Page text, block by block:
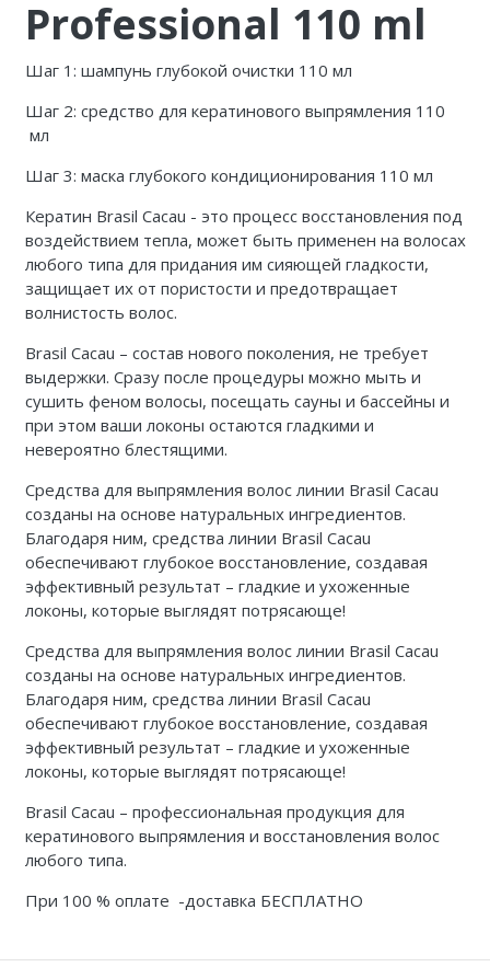
Professional 110 ml
Шаг 1: шампунь глубокой очистки 110 мл
Шаг 2: средство для кератинового выпрямления 110
мл
Шаг 3: маска глубокого кондиционирования 110 мл
Кератин Brasil Cacau - это процесс восстановления под
воздействием тепла, может быть применен на волосах
любого типа для придания им сияющей гладкости,
защищает их от пористости и предотвращает
волнистость волос.
Brasil Cacau – состав нового поколения, не требует
выдержки. Сразу после процедуры можно мыть и
сушить феном волосы, посещать сауны и бассейны и
при этом ваши локоны остаются гладкими и
невероятно блестящими.
Средства для выпрямления волос линии Brasil Cacau
созданы на основе натуральных ингредиентов.
Благодаря ним, средства линии Brasil Cacau
обеспечивают глубокое восстановление, создавая
эффективный результат – гладкие и ухоженные
локоны, которые выглядят потрясающе!
Средства для выпрямления волос линии Brasil Cacau
созданы на основе натуральных ингредиентов.
Благодаря ним, средства линии Brasil Cacau
обеспечивают глубокое восстановление, создавая
эффективный результат – гладкие и ухоженные
локоны, которые выглядят потрясающе!
Brasil Cacau – профессиональная продукция для
кератинового выпрямления и восстановления волос
любого типа.
При 100 % оплате -доставка БЕСПЛАТНО